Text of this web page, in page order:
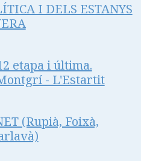
I DELS ESTANYS
etapa i última.
- L'Estartit
(Rupià, Foixà,